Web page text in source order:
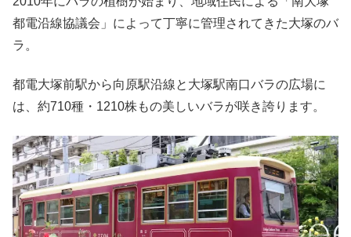
都電沿線協議会」によって丁寧に管理されてきた大塚のバ
ラ。
都電大塚前駅から向原駅沿線と大塚駅南口バラの広場に
は、約710種・1210株もの美しいバラが咲き誇ります。